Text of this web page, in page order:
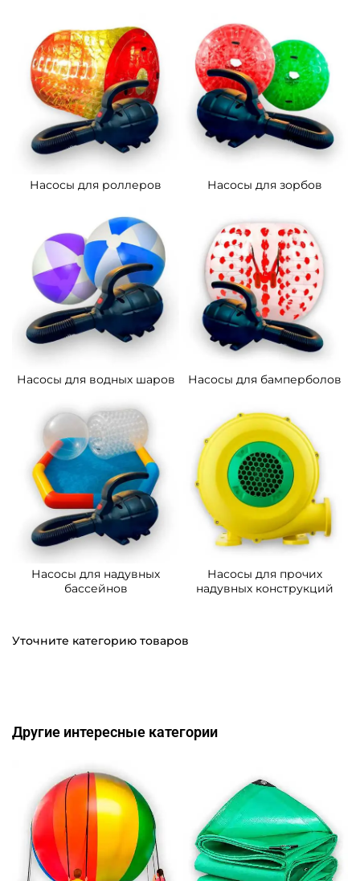
Насосы для роллеров Насосы для зорбов
Насосы для водных шаров Насосы для бамперболов
Насосы для надувных
бассейнов
Насосы для прочих
надувных конструкций
Уточните категорию товаров
Другие интересные категории